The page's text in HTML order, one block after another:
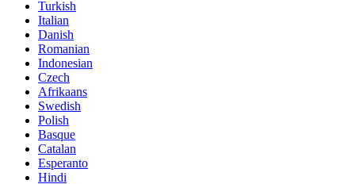
Turkish
Italian
Danish
Romanian
Indonesian
Czech
Afrikaans
Swedish
Polish
Basque
Catalan
Esperanto
Hindi